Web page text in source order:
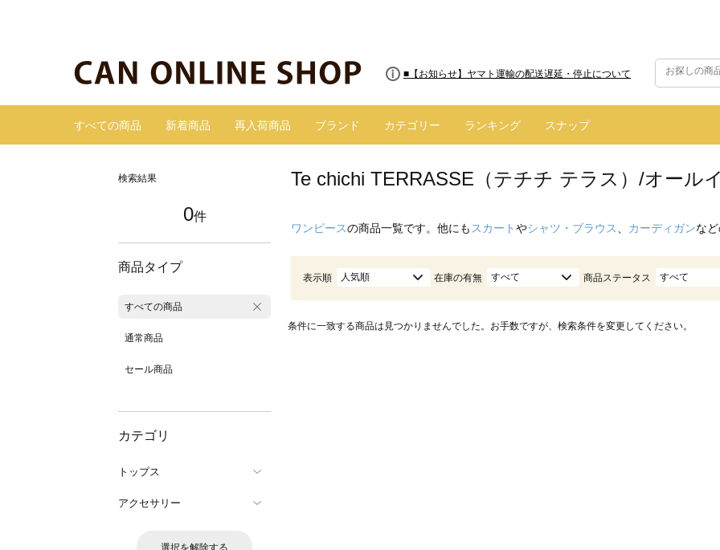
■8/13(木)AM2:00～サイトメンテナンス実施のお知らせ
■【お知らせ】ヤマト運輸の配送遅延・停止について
すべての商品 新着商品 再入荷商品 ブランド カテゴリー ランキング スナップ
検索結果
0件
商品タイプ
すべての商品
通常商品
セール商品
カテゴリ
トップス
アクセサリー
選択を解除する
Te chichi TERRASSE（テチチ テラス）/オール
ワンピースの商品一覧です。他にも スカートやシャツ・ブラウス カーディガンな
表示順 人気順 在庫の有無 すべて 商品ステータス すべて
条件に一致する商品は見つかりませんでした。お手数ですが、検索条件を変更してください。